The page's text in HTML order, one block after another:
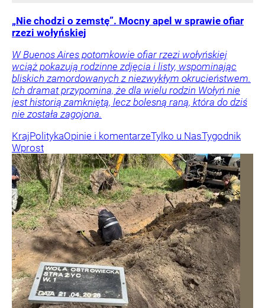
„Nie chodzi o zemstę”. Mocny apel w sprawie ofiar
rzezi wołyńskiej
W Buenos Aires potomkowie ofiar rzezi wołyńskiej
wciąż pokazują rodzinne zdjęcia i listy, wspominając
bliskich zamordowanych z niezwykłym okrucieństwem.
Ich dramat przypomina, że dla wielu rodzin Wołyń nie
jest historią zamkniętą, lecz bolesną raną, która do dziś
nie została zagojona.
KrajPolitykaOpinie i komentarzeTylko u NasTygodnik
Wprost